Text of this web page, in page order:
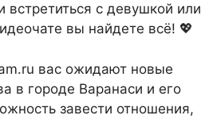
встретиться с девушкой или
вы найдете всё! 💖
вас ожидают новые
в городе Варанаси и его
завести отношения,